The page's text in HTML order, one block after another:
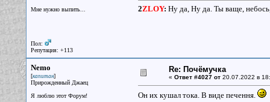
Мне нужно выпить...
Пол:
Репутация: +113
2ZLOY: Ну да, Ну да. Ты ваще,
Nemo
[капитан]
Прирожденный Джаец
Я люблю этот Форум!
Re: Почёмучка
« Ответ #4027 от20.07.2022 в
Он их кушал тока. В виде печення.